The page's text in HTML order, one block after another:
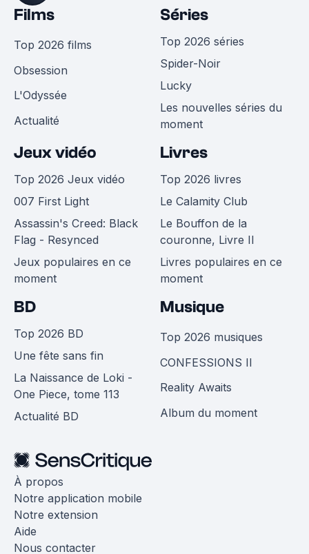
Films
Top 2026 films
Obsession
L'Odyssée
Actualité
Séries
Top 2026 séries
Spider-Noir
Lucky
Les nouvelles séries du
moment
Jeux vidéo
Top 2026 Jeux vidéo
007 First Light
Assassin's Creed: Black
Flag - Resynced
Jeux populaires en ce
moment
Livres
Top 2026 livres
Le Calamity Club
Le Bouffon de la
couronne, Livre II
Livres populaires en ce
moment
BD
Top 2026 BD
Une fête sans fin
La Naissance de Loki -
One Piece, tome 113
Actualité BD
Musique
Top 2026 musiques
CONFESSIONS II
Reality Awaits
Album du moment
À propos
Notre application mobile
Notre extension
Aide
Nous contacter